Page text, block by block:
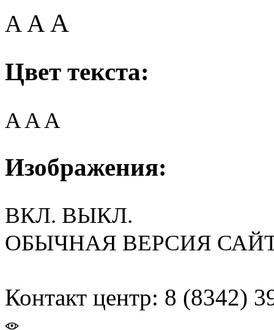
A AA
Цвет текста:
AAA
Изображения:
ВКЛ. ВЫКЛ.
ОБЫЧНАЯ ВЕРСИЯ
Контакт центр: 8 (8342)